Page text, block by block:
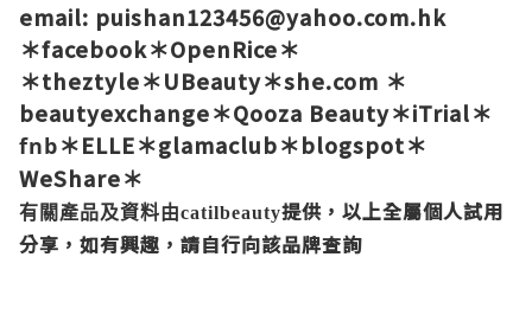
email: puishan123456@yahoo.com.hk
＊facebook＊OpenRice＊
＊theztyle＊UBeauty＊she.com ＊
beautyexchange＊Qooza Beauty＊iTrial＊
fnb＊ELLE＊glamaclub＊blogspot＊
WeShare＊
有關產品及資料由catilbeauty提供，以上全屬個人試用
分享，如有興趣，請自行向該品牌查詢